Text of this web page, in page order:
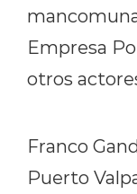
Empresa
otros
Franco
Puerto